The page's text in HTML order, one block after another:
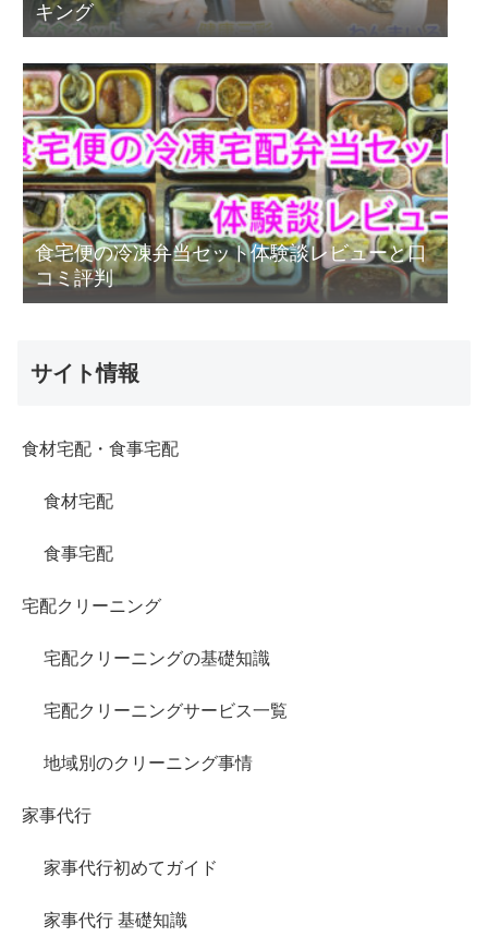
キング
食宅便の冷凍弁当セット体験談レビューと口
コミ評判
サイト情報
食材宅配・食事宅配
食材宅配
食事宅配
宅配クリーニング
宅配クリーニングの基礎知識
宅配クリーニングサービス一覧
地域別のクリーニング事情
家事代行
家事代行初めてガイド
家事代行 基礎知識